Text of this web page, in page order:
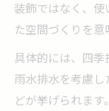
装飾ではなく、使
た空間づくりを意
具体的には、四季
雨水排水を考慮
どが挙げられます